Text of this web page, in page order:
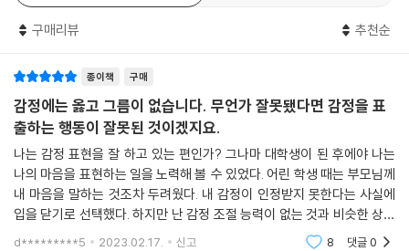
성장 마인드셋을 만드는 칭찬의 기술
감정에 이름 붙이기를 피하는 이유
감정에 이름 붙이기의 효과
감정에 이름을 붙이는 3단계
제4부 나를 지키고 관계를 살리는 감정 조절의 기술
제9장 몸과 마음을 고요하게 하기
호흡과 반응 속도의 관계
마음을 다스리는 호흡의 기술
했던 모든 방법이 실패했을 때 전문적인 도움을 구한다는 의미이기도 하
기쁘다, 슬프다, 기분 나쁘다…
딱 세 단어로 감정을 표현하기에 우리 존재는 너무 복잡하다
내 기분을 제대로 알아차렸을 뿐인데 인생이 바뀌는 기적!
왜 가정과 학교에 감정 기술을 교육하고 훈련하는 과정이 필요할까? 어린
시절 마크 브래킷 교수를 구원해 준 마빈 삼촌은 20년간 뉴욕에서 중학교
교사로 일하며 중요한 사실을 깨달았다. 어린이들이 성공을 향해 가는 교
구매리뷰 추천순
종이책 구매
감정에는 옳고 그름이 없습니다. 무언가 잘못됐다면 감정을 표
출하는 행동이 잘못된 것이겠지요.
나는 감정 표현을 잘 하고 있는 편인가? 그나마 대학생이 된 후에야 나는
나의 마음을 표현하는 일을 노력해 볼 수 있었다. 어린 학생 때는 부모님께
내 마음을 말하는 것조차 두려웠다. 내 감정이 인정받지 못한다는 사실에
입을 닫기로 선택했다. 하지만 난 감정 조절 능력이 없는 것과 비슷한 상태
였었기에, 당연히 입을 닫았지만 행동으로 감정이 잘못 분출되었다. 그러
d*********5 2023.02.17. 신고 8 댓글0